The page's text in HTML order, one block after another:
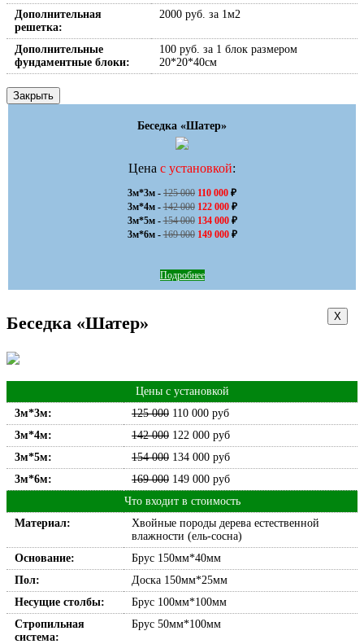
Дополнительная
решетка:
2000 руб. за 1м2
Дополнительные
фундаментные блоки:
100 руб. за 1 блок размером
20*20*40см
Закрыть
Беседка «Шатер»
Цена с установкой:
3м*3м - 125 000 110 000 ₽
3м*4м - 142 000 122 000 ₽
3м*5м - 154 000 134 000 ₽
3м*6м - 169 000 149 000 ₽
Подробнее
Х
Беседка «Шатер»
Цены с установкой
3м*3м:
125 000 110 000 руб
3м*4м:
142 000 122 000 руб
3м*5м:
154 000 134 000 руб
3м*6м:
169 000 149 000 руб
Что входит в стоимость
Материал:
Хвойные породы дерева естественной
влажности (ель-сосна)
Основание:
Брус 150мм*40мм
Пол:
Доска 150мм*25мм
Несущие столбы:
Брус 100мм*100мм
Стропильная
система:
Брус 50мм*100мм